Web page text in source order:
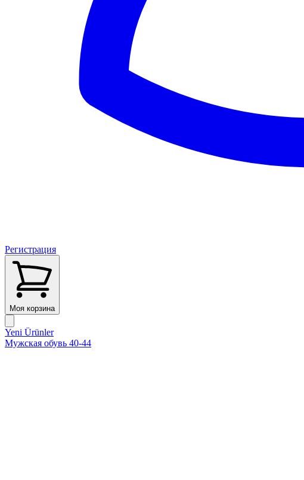
Регистрация
Моя корзина
Yeni Ürünler
Мужская обувь 40-44